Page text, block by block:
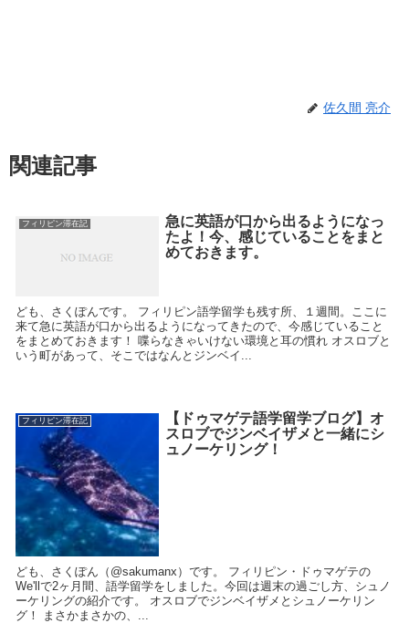
佐久間 亮介
関連記事
フィリピン滞在記
急に英語が口から出るようになっ
たよ！今、感じていることをまと
めておきます。
ども、さくぽんです。 フィリピン語学留学も残す所、１週間。ここに
来て急に英語が口から出るようになってきたので、今感じていること
をまとめておきます！ 喋らなきゃいけない環境と耳の慣れ オスロブと
いう町があって、そこではなんとジンベイ...
フィリピン滞在記
【ドゥマゲテ語学留学ブログ】オ
スロブでジンベイザメと一緒にシ
ュノーケリング！
ども、さくぽん（@sakumanx）です。 フィリピン・ドゥマゲテの
We'llで2ヶ月間、語学留学をしました。今回は週末の過ごし方、シュノ
ーケリングの紹介です。 オスロブでジンベイザメとシュノーケリン
グ！ まさかまさかの、...